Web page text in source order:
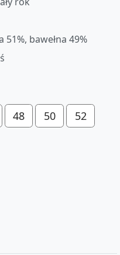
51%, bawełna 49%
48 50 52